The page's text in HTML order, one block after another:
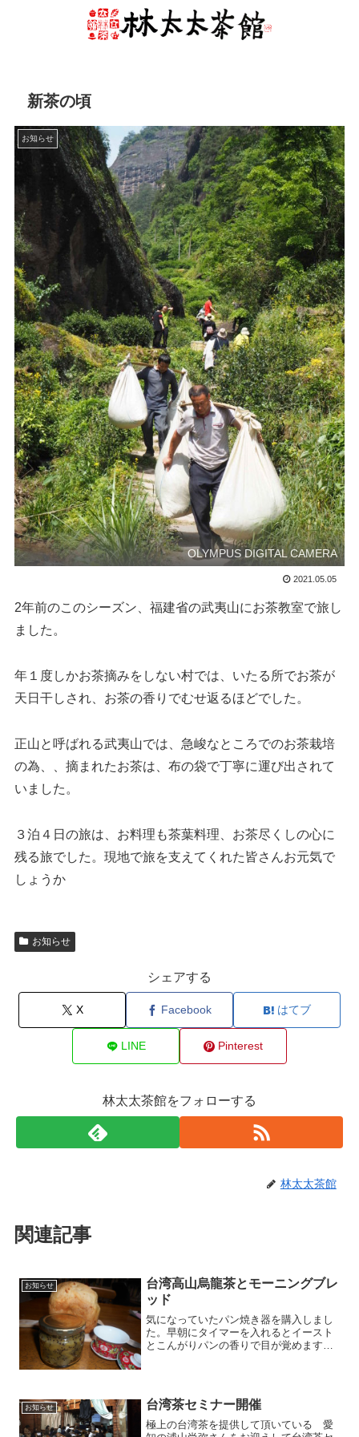
新茶の頃
お知らせ
OLYMPUS DIGITAL CAMERA
2021.05.05
2年前のこのシーズン、福建省の武夷山にお茶教室で旅し
ました。
年１度しかお茶摘みをしない村では、いたる所でお茶が
天日干しされ、お茶の香りでむせ返るほどでした。
正山と呼ばれる武夷山では、急峻なところでのお茶栽培
の為、、摘まれたお茶は、布の袋で丁寧に運び出されて
いました。
３泊４日の旅は、お料理も茶葉料理、お茶尽くしの心に
残る旅でした。現地で旅を支えてくれた皆さんお元気で
しょうか
お知らせ
シェアする
X Facebook はてブ
LINE Pinterest
林太太茶館をフォローする
林太太茶館
関連記事
お知らせ
台湾高山烏龍茶とモーニングブレ
ッド
気になっていたパン焼き器を購入しまし
た。早朝にタイマーを入れるとイースト
とこんがりパンの香りで目が覚めます。
のお茶は上品で爽やか
お知らせ 台湾茶セミナー開催
極上の台湾茶を提供して頂いている 愛